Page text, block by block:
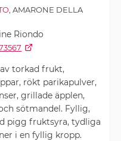
, AMARONE DELLA
Riondo
torkad frukt,
rökt parikapulver,
grillade äpplen,
sötmandel. Fyllig,
pigg fruktsyra, tydliga
i en fyllig kropp.